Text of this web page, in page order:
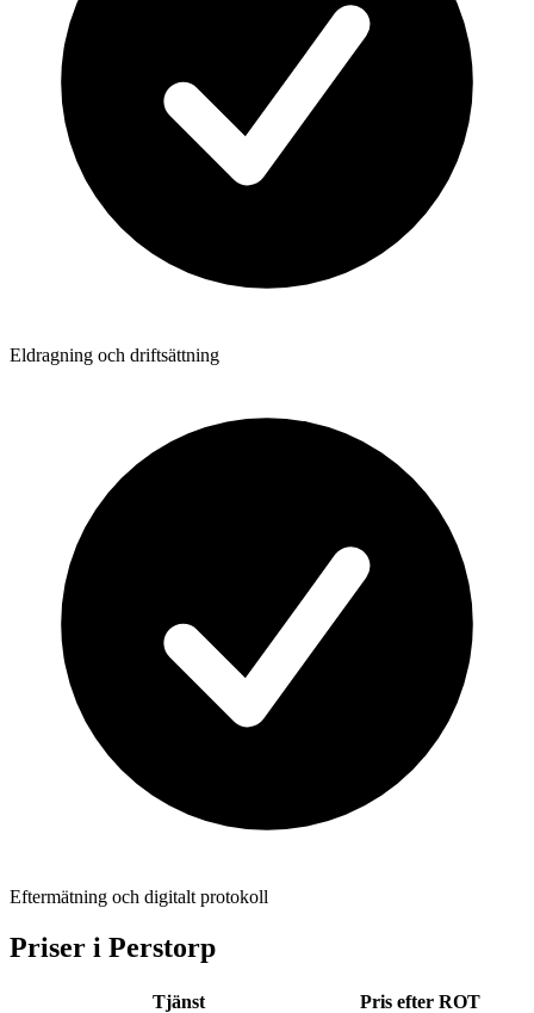
Eldragning och driftsättning
Eftermätning och digitalt protokoll
Priser i Perstorp
Tjänst
Pris efter ROT